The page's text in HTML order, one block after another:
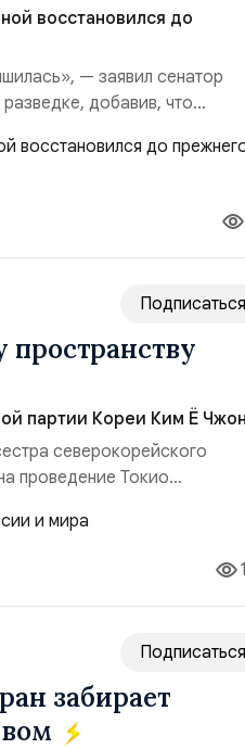
восстановился до
— заявил сенатор
добавив, что
дальности позволило ей
её
к позитивному пов...
Подписаться
партии Кореи Ким Ё
северокорейского
проведение Токио
отбросила
страны“ и выносит вопрос
одновреме...
Подписаться
забирает